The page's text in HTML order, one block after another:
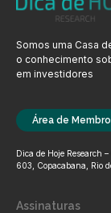
Somos uma Casa
o conhecimento
em investidores
Área de
Dica de Hoje Research
603, Copacabana, Rio
Assinaturas